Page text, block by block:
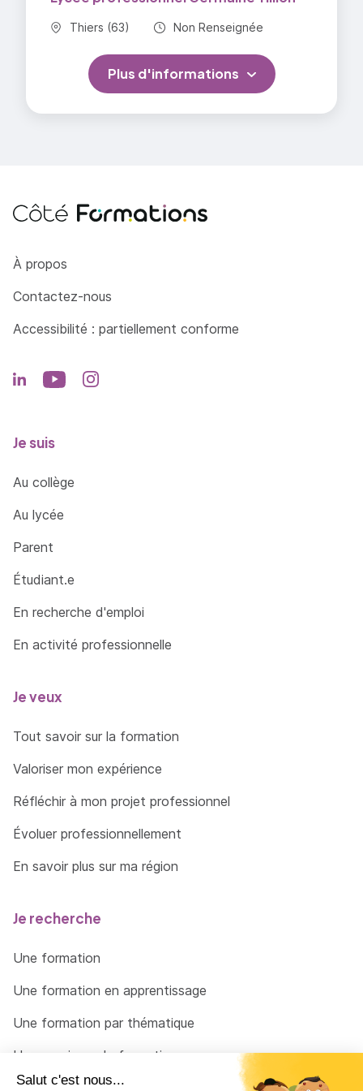
Commune :
Thiers (63) Durée totale :
Non Renseignée
Plus d'informations
Côté Formations
À propos
Contactez-nous
Accessibilité : partiellement conforme
Je suis
Au collège
Au lycée
Parent
Étudiant.e
En recherche d'emploi
En activité professionnelle
Je veux
Tout savoir sur la formation
Valoriser mon expérience
Réfléchir à mon projet professionnel
Évoluer professionnellement
En savoir plus sur ma région
Je recherche
Une formation
Une formation en apprentissage
Une formation par thématique
Un organisme de formation
Un conseiller